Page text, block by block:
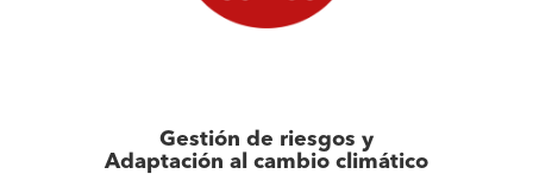
Gestión de riesgos y
Adaptación al cambio climático